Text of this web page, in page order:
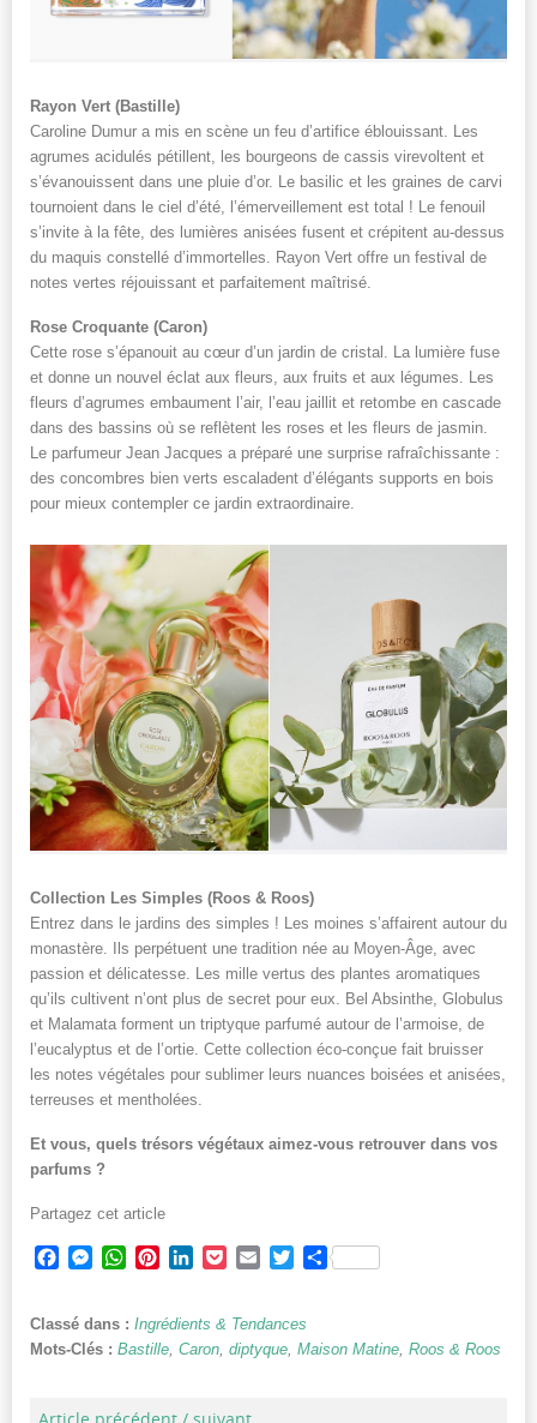
Rayon Vert (Bastille)
Caroline Dumur a mis en scène un feu d’artifice éblouissant. Les
agrumes acidulés pétillent, les bourgeons de cassis virevoltent et
s’évanouissent dans une pluie d’or. Le basilic et les graines de carvi
tournoient dans le ciel d’été, l’émerveillement est total ! Le fenouil
s’invite à la fête, des lumières anisées fusent et crépitent au-dessus
du maquis constellé d’immortelles. Rayon Vert offre un festival de
notes vertes réjouissant et parfaitement maîtrisé.
Rose Croquante (Caron)
Cette rose s’épanouit au cœur d’un jardin de cristal. La lumière fuse
et donne un nouvel éclat aux fleurs, aux fruits et aux légumes. Les
fleurs d’agrumes embaument l’air, l’eau jaillit et retombe en cascade
dans des bassins où se reflètent les roses et les fleurs de jasmin.
Le parfumeur Jean Jacques a préparé une surprise rafraîchissante :
des concombres bien verts escaladent d’élégants supports en bois
pour mieux contempler ce jardin extraordinaire.
Collection Les Simples (Roos & Roos)
Entrez dans le jardins des simples ! Les moines s’affairent autour du
monastère. Ils perpétuent une tradition née au Moyen-Âge, avec
passion et délicatesse. Les mille vertus des plantes aromatiques
qu’ils cultivent n’ont plus de secret pour eux. Bel Absinthe, Globulus
et Malamata forment un triptyque parfumé autour de l’armoise, de
l’eucalyptus et de l’ortie. Cette collection éco-conçue fait bruisser
les notes végétales pour sublimer leurs nuances boisées et anisées,
terreuses et mentholées.
Et vous, quels trésors végétaux aimez-vous retrouver dans vos
parfums ?
Partagez cet article
Facebook
Messenger
WhatsApp
PinterestLinkedInPocketEmailTwitterPartager
Classé dans : Ingrédients & Tendances
Mots-Clés : Bastille Caron diptyque Maison Matine Roos & Roos
Article précédent / suivant